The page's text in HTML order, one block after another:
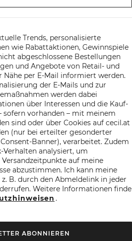
Trends, personalisierte
wie Rabattaktionen, Gewinnspiele
abgeschlossene Bestellungen
und Angebote von Retail- und
per E-Mail informiert werden.
der E-Mails und zur
werden dabei
über Interessen und die Kauf-
sofern vorhanden – mit meinem
sind oder über Cookies auf cecil.at
(nur bei erteilter gesonderter
Banner), verarbeitet. Zudem
analysiert, um
auf meine
abzustimmen. Ich kann meine
B. durch den Abmeldelink in jeder
Weitere Informationen finde
.
ABONNIEREN